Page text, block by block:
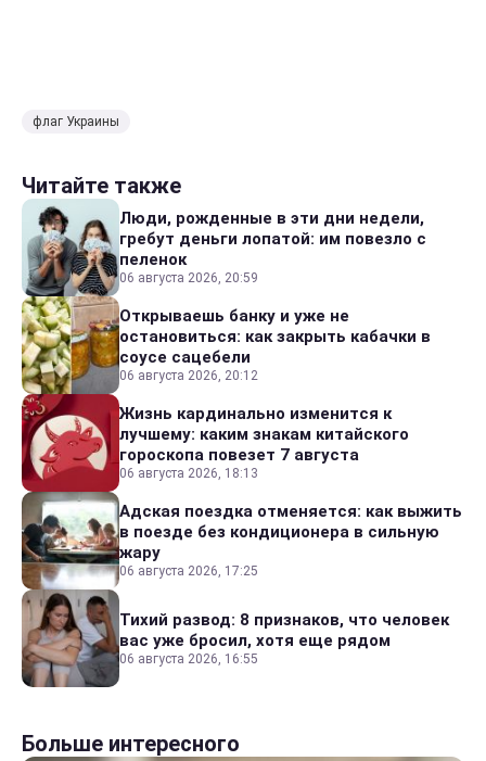
флаг Украины
Читайте также
Люди, рожденные в эти дни недели,
гребут деньги лопатой: им повезло с
пеленок
06 августа 2026, 20:59
Открываешь банку и уже не
остановиться: как закрыть кабачки в
соусе сацебели
06 августа 2026, 20:12
Жизнь кардинально изменится к
лучшему: каким знакам китайского
гороскопа повезет 7 августа
06 августа 2026, 18:13
Адская поездка отменяется: как выжить
в поезде без кондиционера в сильную
жару
06 августа 2026, 17:25
Тихий развод: 8 признаков, что человек
вас уже бросил, хотя еще рядом
06 августа 2026, 16:55
Больше интересного